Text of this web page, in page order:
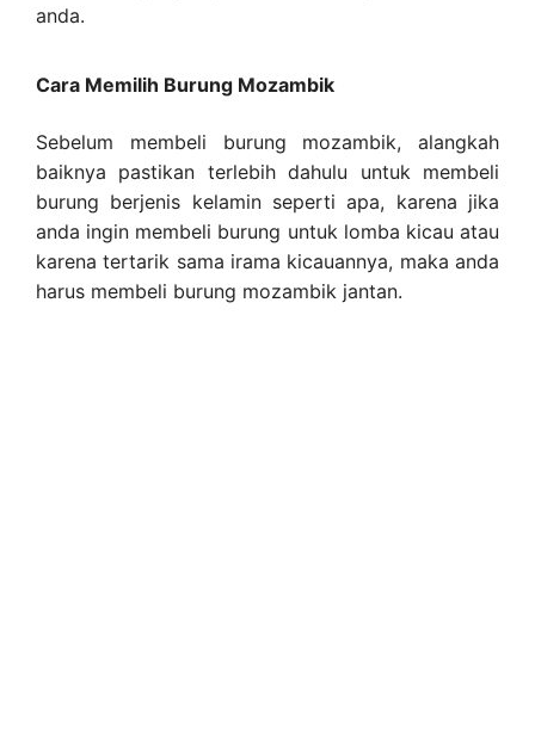
anda.
Cara Memilih Burung Mozambik
Sebelum membeli burung mozambik, alangkah
baiknya pastikan terlebih dahulu untuk membeli
burung berjenis kelamin seperti apa, karena jika
anda ingin membeli burung untuk lomba kicau atau
karena tertarik sama irama kicauannya, maka anda
harus membeli burung mozambik jantan.